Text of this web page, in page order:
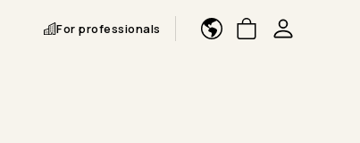
For professionals